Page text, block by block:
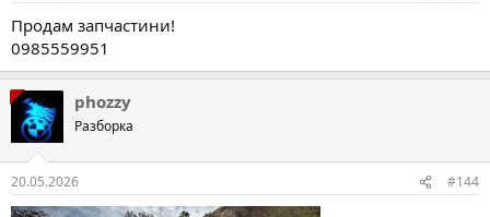
Продам запчастини!
0985559951
phozzy
Разборка
20.05.2026 #144